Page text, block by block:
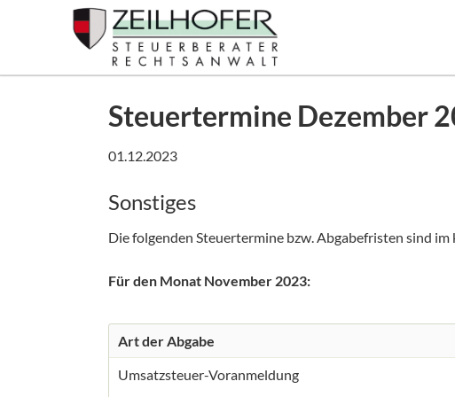
SUCHEN
Steuertermine Dezember
01.12.2023
Sonstiges
Die folgenden Steuertermine bzw. Abgabefristen sind
Für den Monat November 2023:
Art der Abgabe
Umsatzsteuer-Voranmeldung